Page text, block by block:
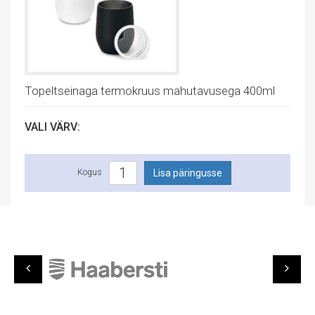
Topeltseinaga termokruus mahutavusega 400ml
VALI VÄRV:
Kogus